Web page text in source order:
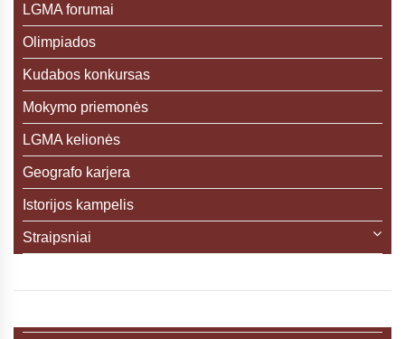
LGMA forumai
Olimpiados
Kudabos konkursas
Mokymo priemonės
LGMA kelionės
Geografo karjera
Istorijos kampelis
Straipsniai